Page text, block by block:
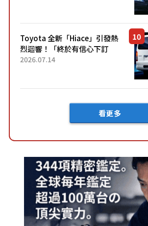
「三...
Toyota 全新「Hiace」引發熱
烈迴響！「終於有信心下訂
了！」「哪個等級交車最
車？...
2026.07.14
看更多